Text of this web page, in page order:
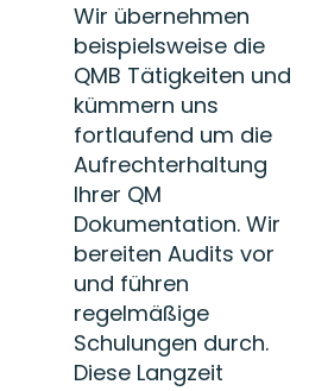
Wir übernehmen
beispielsweise die
QMB Tätigkeiten und
kümmern uns
fortlaufend um die
Aufrechterhaltung
Ihrer QM
Dokumentation. Wir
bereiten Audits vor
und führen
regelmäßige
Schulungen durch.
Diese Langzeit